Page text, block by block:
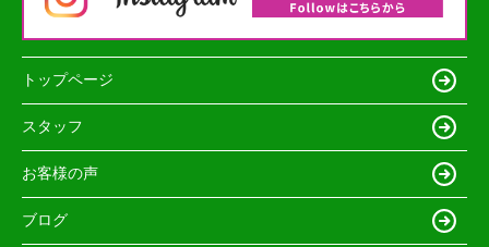
トップページ
スタッフ
お客様の声
ブログ